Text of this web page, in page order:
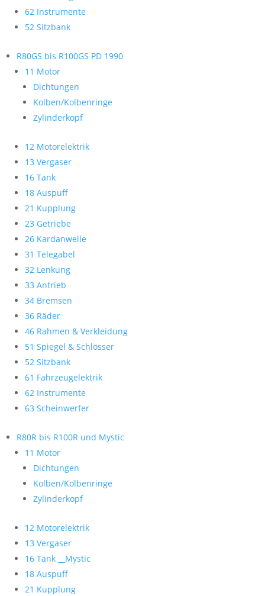
62 Instrumente
52 Sitzbank
R80GS bis R100GS PD 1990
11 Motor
Dichtungen
Kolben/Kolbenringe
Zylinderkopf
12 Motorelektrik
13 Vergaser
16 Tank
18 Auspuff
21 Kupplung
23 Getriebe
26 Kardanwelle
31 Telegabel
32 Lenkung
33 Antrieb
34 Bremsen
36 Räder
46 Rahmen & Verkleidung
51 Spiegel & Schlösser
52 Sitzbank
61 Fahrzeugelektrik
62 Instrumente
63 Scheinwerfer
R80R bis R100R und Mystic
11 Motor
Dichtungen
Kolben/Kolbenringe
Zylinderkopf
12 Motorelektrik
13 Vergaser
16 Tank __Mystic
18 Auspuff
21 Kupplung